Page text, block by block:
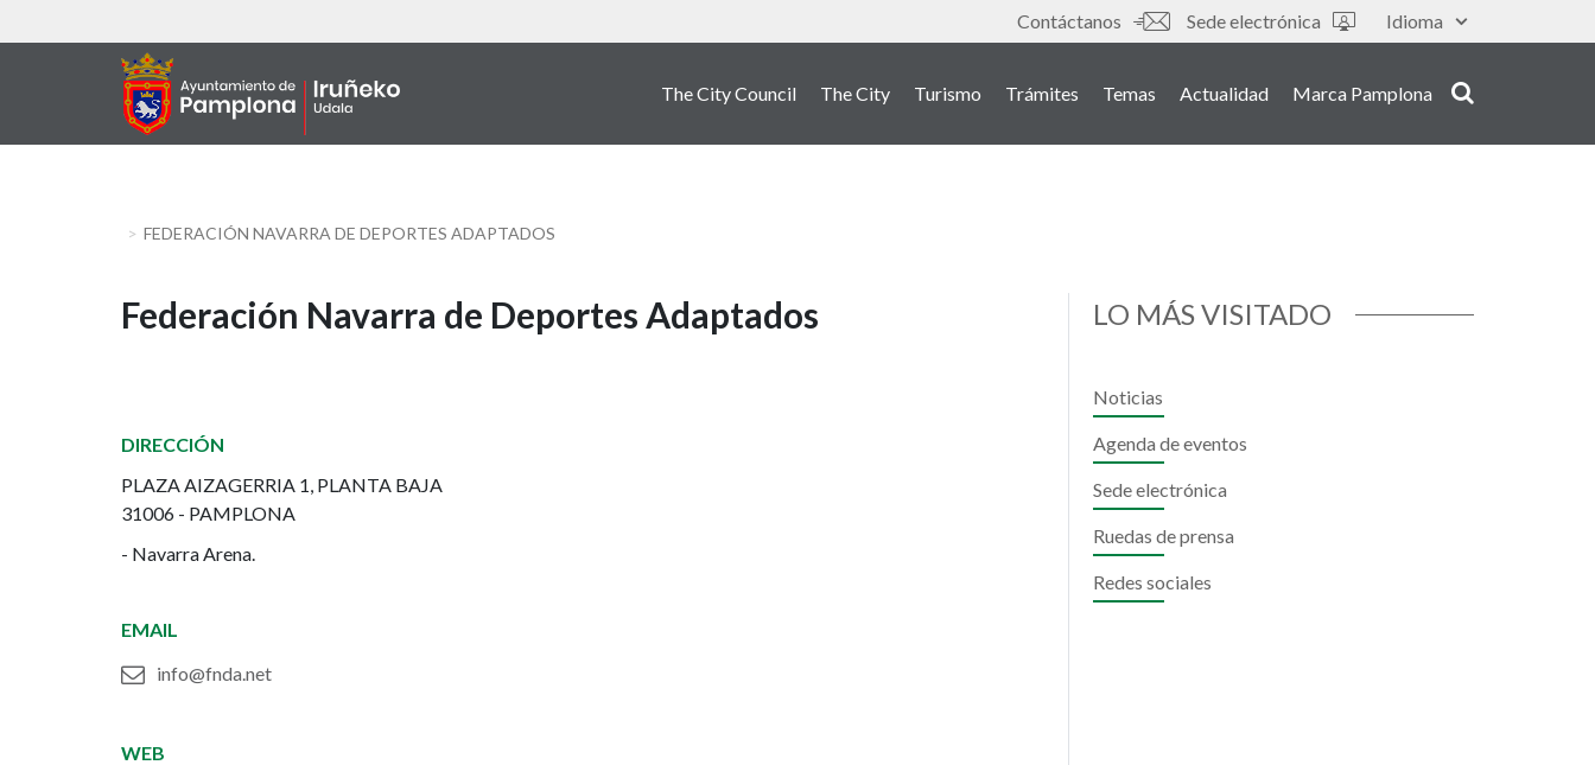
to
Idioma
Tools
Contáctanos Sede electrónica
The City Council The City Turismo Trámites Temas Actualidad Marca Pamplona
FEDERACIÓN NAVARRA DE DEPORTES ADAPTADOS
Federación
Deportes
Adaptados
Federación Navarra de Deportes Adaptados
DIRECCIÓN
PLAZA AIZAGERRIA 1, PLANTA BAJA
31006 - PAMPLONA
- Navarra Arena.
EMAIL
info@fnda.net
WEB
LO MÁS VISITADO
Noticias
Agenda de eventos
Sede electrónica
Ruedas de prensa
Redes sociales